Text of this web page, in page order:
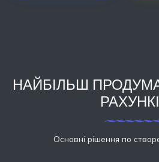
НАЙБІЛЬШ
Основні рішення по